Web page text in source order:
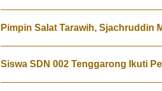
Pimpin Salat Tarawih, Sjachruddin
Siswa SDN 002 Tenggarong Ikuti